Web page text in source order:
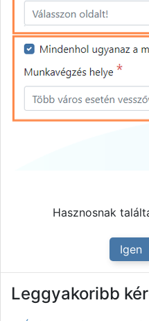
Hasznosnak
Igen
Leggyakoribb